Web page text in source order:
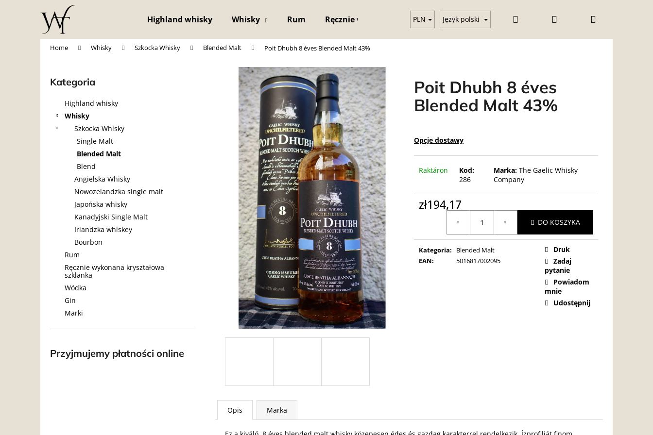
Highland whisky Whisky Rum Ręcznie wykonana kryształowa szklanka Wódka Gin Üzleti feltételek
PLN Język polski
Home Whisky Szkocka Whisky Blended Malt Poit Dhubh 8 éves Blended Malt 43%
Pominąć
kategorie
Kategoria
Highland whisky
Whisky
Szkocka Whisky
Single Malt
Blended Malt
Blend
Angielska Whisky
Nowozelandzka single malt
Japońska whisky
Kanadyjski Single Malt
Irlandzka whiskey
Bourbon
Rum
Ręcznie wykonana kryształowa
szklanka
Wódka
Gin
Marki
Przyjmujemy płatności online
Poit Dhubh 8 éves
Blended Malt 43%
Opcje dostawy
Raktáron
Kod:
286
Marka: The Gaelic Whisky
Company
zł194,17
jednostkowa:
DO KOSZYKA
Kategoria:
Blended Malt
EAN: 5016817002095
Druk
Zadaj
pytanie
Powiadom
mnie
Udostępnij
Opis Marka
powrotem
do sklepu
powrotem
do sklepu
Czego szukasz?
SZUKAJ